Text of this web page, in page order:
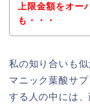
上限金額をオー
も・・・
私の知り合いも
マニック葉酸サ
する人の中には